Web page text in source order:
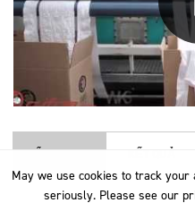
TỔNG QUAN
May we use cookies to track
seriously. Please see our
May we use cookies to track
seriously. Please see our